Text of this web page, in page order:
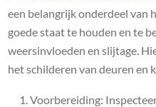
een belangrijk onderdeel van
goede staat te houden en te
weersinvloeden en slijtage.
het schilderen van deuren en
Voorbereiding: